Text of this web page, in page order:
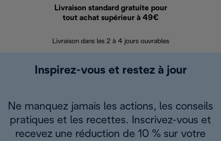
Livraison standard gratuite pour
tout achat supérieur à 49€
Livraison dans les 2 à 4 jours ouvrables
Inspirez-vous et restez à jour
Ne manquez jamais les actions, les conseils
pratiques et les recettes. Inscrivez-vous et
recevez une réduction de 10 % sur votre